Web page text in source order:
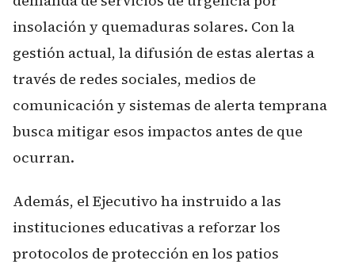
insolación y quemaduras solares. Con la
gestión actual, la difusión de estas alertas a
través de redes sociales, medios de
comunicación y sistemas de alerta temprana
busca mitigar esos impactos antes de que
ocurran.
Además, el Ejecutivo ha instruido a las
instituciones educativas a reforzar los
protocolos de protección en los patios